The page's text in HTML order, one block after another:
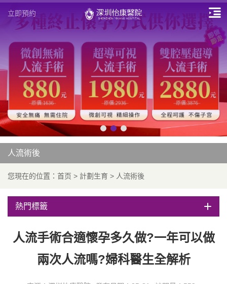
立即預約
人流術後
您現在的位置： 首页 > 計劃生育 > 人流術後
熱門標籤
人流手術合適懷孕多久做?一年可以做
兩次人流嗎?婦科醫生全解析